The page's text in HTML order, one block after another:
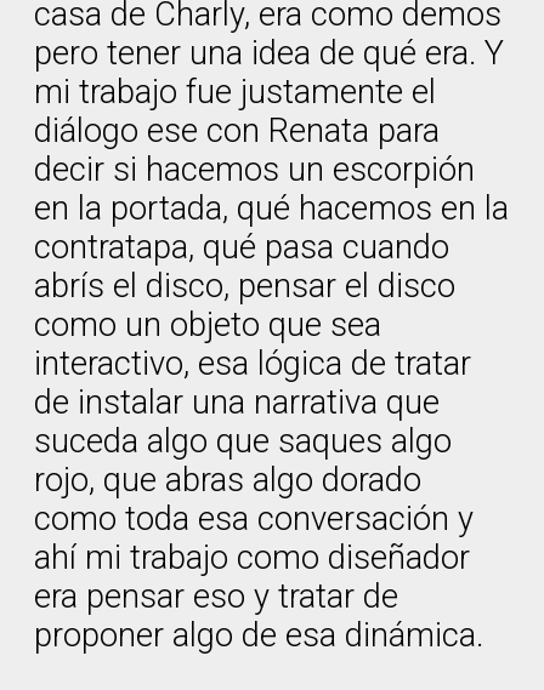
casa de Charly, era como demos
pero tener una idea de qué era. Y
mi trabajo fue justamente el
diálogo ese con Renata para
decir si hacemos un escorpión
en la portada, qué hacemos en la
contratapa, qué pasa cuando
abrís el disco, pensar el disco
como un objeto que sea
interactivo, esa lógica de tratar
de instalar una narrativa que
suceda algo que saques algo
rojo, que abras algo dorado
como toda esa conversación y
ahí mi trabajo como diseñador
era pensar eso y tratar de
proponer algo de esa dinámica.